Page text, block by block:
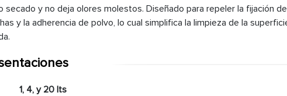
secado y no deja olores molestos. Diseñado para repeler la fijación de
y la adherencia de polvo, lo cual simplifica la limpieza de la
1, 4, y 20 lts